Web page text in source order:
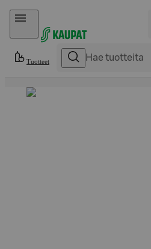
Hyppää sisältöön
Tuotteet